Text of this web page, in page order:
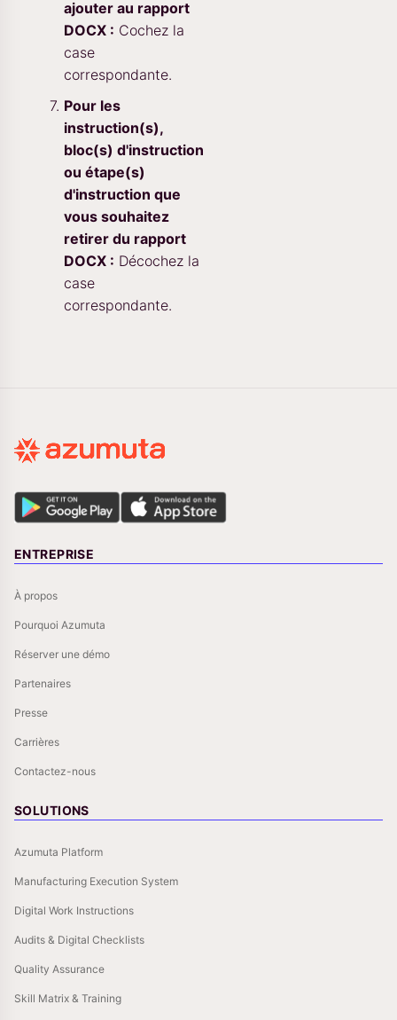
ajouter au rapport
DOCX : Cochez la
case
correspondante.
Pour les
instruction(s),
bloc(s) d'instruction
ou étape(s)
d'instruction que
vous souhaitez
retirer du rapport
DOCX : Décochez la
case
correspondante.
ENTREPRISE
À propos
Pourquoi Azumuta
Réserver une démo
Partenaires
Presse
Carrières
Contactez-nous
SOLUTIONS
Azumuta Platform
Manufacturing Execution System
Digital Work Instructions
Audits & Digital Checklists
Quality Assurance
Skill Matrix & Training